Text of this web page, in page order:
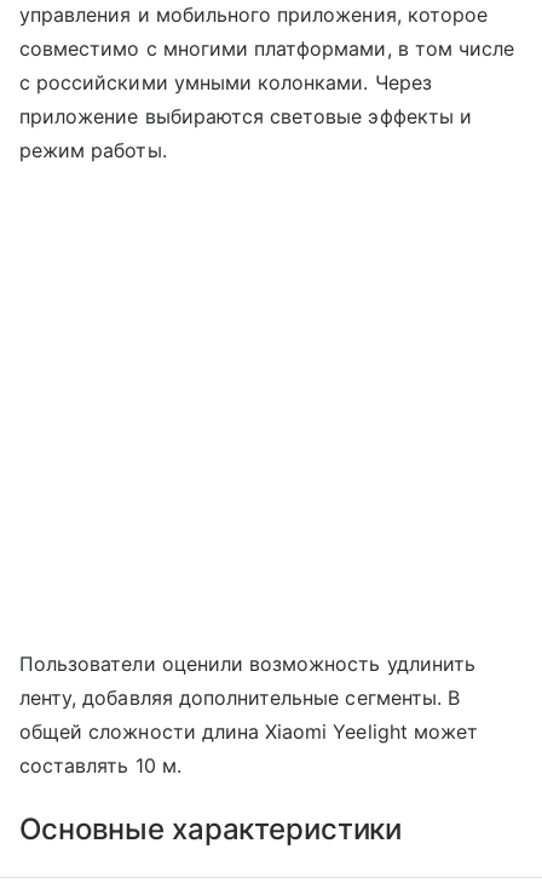
управления и мобильного приложения, которое
совместимо с многими платформами, в том числе
с российскими умными колонками. Через
приложение выбираются световые эффекты и
режим работы.
Пользователи оценили возможность удлинить
ленту, добавляя дополнительные сегменты. В
общей сложности длина Xiaomi Yeelight может
составлять 10 м.
Основные характеристики